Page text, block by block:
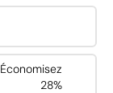
Économisez
28%